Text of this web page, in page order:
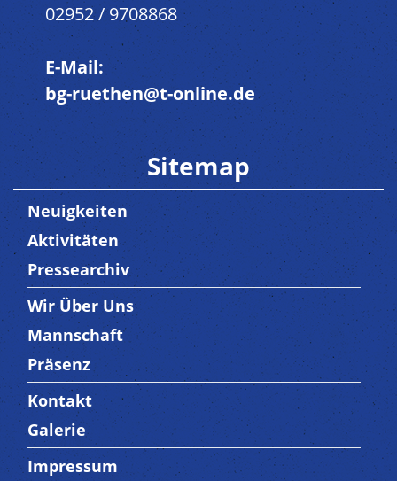
02952 / 9708868
E-Mail:
bg-ruethen@t-online.de
Sitemap
Neuigkeiten
Aktivitäten
Pressearchiv
Trenner3
Wir Über Uns
Mannschaft
Präsenz
Trenner4
Kontakt
Galerie
Trenner 5
Impressum